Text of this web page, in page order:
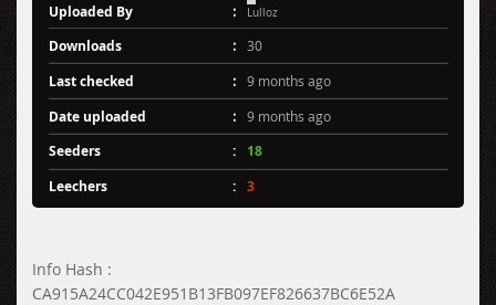
Uploaded By Lulloz
Downloads 30
Last checked 9 months ago
Date uploaded 9 months ago
Seeders
18
Leechers
3
Info Hash :
CA915A24CC042E951B13FB097EF826637BC6E52A